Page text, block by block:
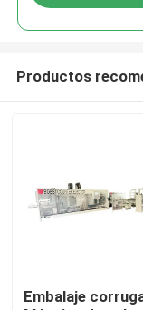
Productos
Embalaje